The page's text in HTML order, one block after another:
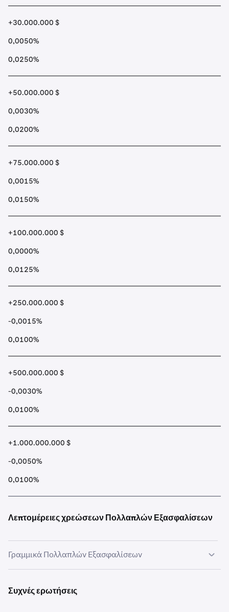
+30.000.000 $
0,0050%
0,0250%
+50.000.000 $
0,0030%
0,0200%
+75.000.000 $
0,0015%
0,0150%
+100.000.000 $
0,0000%
0,0125%
+250.000.000 $
-0,0015%
0,0100%
+500.000.000 $
-0,0030%
0,0100%
+1.000.000.000 $
-0,0050%
0,0100%
Λεπτομέρειες χρεώσεων Πολλαπλών Εξασφαλίσεων
Γραμμικά Πολλαπλών Εξασφαλίσεων
γίνονται σε USD.
Συχνές ερωτήσεις